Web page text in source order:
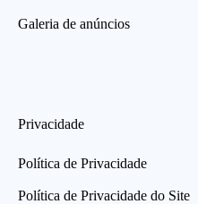
Galeria de anúncios
Privacidade
Política de Privacidade
Política de Privacidade do Site